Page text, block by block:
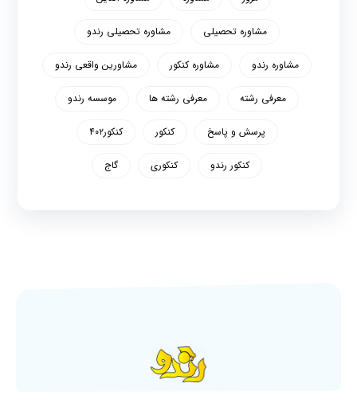
مشاوره تحصیلی مشاوره تحصیلی رندو
مشاوره رندو مشاوره کنکور مشاورین واقعی رندو
معرفی رشته معرفی رشته ها موسسه رندو
پرسش و پاسخ کنکور کنکور۴۰۲
کنکور رندو کنکوری گاج